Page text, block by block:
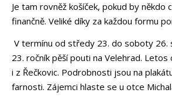
Je tam rovněž košíček, pokud by někdo
finančně. Veliké díky za každou formu
V termínu od středy 23. do soboty 26.
23. ročník pěšípouti na Velehrad. Letos
i z Řečkovic. Podrobnosti jsou na
farnosti. Zájemci hlaste se u otce